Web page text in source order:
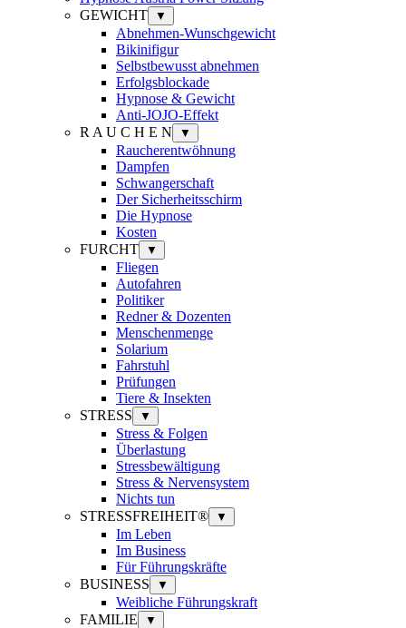
GEWICHT
▼
Abnehmen-Wunschgewicht
Bikinifigur
Selbstbewusst abnehmen
Erfolgsblockade
Hypnose & Gewicht
Anti-JOJO-Effekt
R A U C H E N
▼
Raucherentwöhnung
Dampfen
Schwangerschaft
Der Sicherheitsschirm
Die Hypnose
Kosten
FURCHT
▼
Fliegen
Autofahren
Politiker
Redner & Dozenten
Menschenmenge
Solarium
Fahrstuhl
Prüfungen
Tiere & Insekten
STRESS
▼
Stress & Folgen
Überlastung
Stressbewältigung
Stress & Nervensystem
Nichts tun
STRESSFREIHEIT®
▼
Im Leben
Im Business
Für Führungskräfte
BUSINESS
▼
Weibliche Führungskraft
FAMILIE
▼